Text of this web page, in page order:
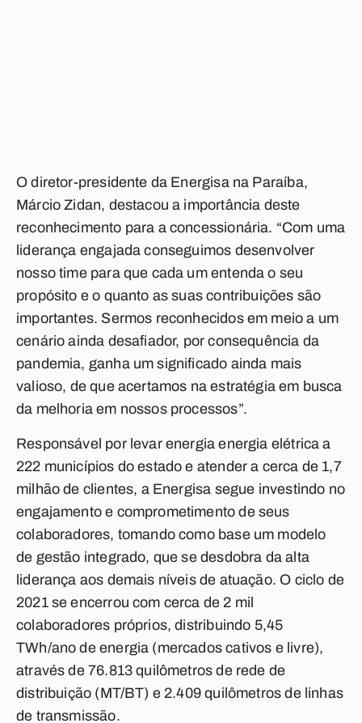
O diretor-presidente da Energisa na Paraíba,
Márcio Zidan, destacou a importância deste
reconhecimento para a concessionária. “Com uma
liderança engajada conseguimos desenvolver
nosso time para que cada um entenda o seu
propósito e o quanto as suas contribuições são
importantes. Sermos reconhecidos em meio a um
cenário ainda desafiador, por consequência da
pandemia, ganha um significado ainda mais
valioso, de que acertamos na estratégia em busca
da melhoria em nossos processos”.
Responsável por levar energia energia elétrica a
222 municípios do estado e atender a cerca de 1,7
milhão de clientes, a Energisa segue investindo no
engajamento e comprometimento de seus
colaboradores, tomando como base um modelo
de gestão integrado, que se desdobra da alta
liderança aos demais níveis de atuação. O ciclo de
2021 se encerrou com cerca de 2 mil
colaboradores próprios, distribuindo 5,45
TWh/ano de energia (mercados cativos e livre),
através de 76.813 quilômetros de rede de
distribuição (MT/BT) e 2.409 quilômetros de linhas
de transmissão.